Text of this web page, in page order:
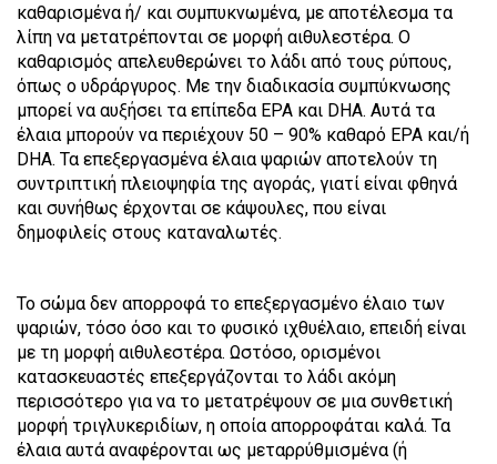
καθαρισμένα ή/ και συμπυκνωμένα, με αποτέλεσμα τα
λίπη να μετατρέπονται σε μορφή αιθυλεστέρα. Ο
καθαρισμός απελευθερώνει το λάδι από τους ρύπους,
όπως ο υδράργυρος. Με την διαδικασία συμπύκνωσης
μπορεί να αυξήσει τα επίπεδα EPA και DHA. Αυτά τα
έλαια μπορούν να περιέχουν 50 – 90% καθαρό ΕΡΑ και/ή
DHA. Τα επεξεργασμένα έλαια ψαριών αποτελούν τη
συντριπτική πλειοψηφία της αγοράς, γιατί είναι φθηνά
και συνήθως έρχονται σε κάψουλες, που είναι
δημοφιλείς στους καταναλωτές.
Το σώμα δεν απορροφά το επεξεργασμένο έλαιο των
ψαριών, τόσο όσο και το φυσικό ιχθυέλαιο, επειδή είναι
με τη μορφή αιθυλεστέρα. Ωστόσο, ορισμένοι
κατασκευαστές επεξεργάζονται το λάδι ακόμη
περισσότερο για να το μετατρέψουν σε μια συνθετική
μορφή τριγλυκεριδίων, η οποία απορροφάται καλά. Τα
έλαια αυτά αναφέρονται ως μεταρρύθμισμένα (ή